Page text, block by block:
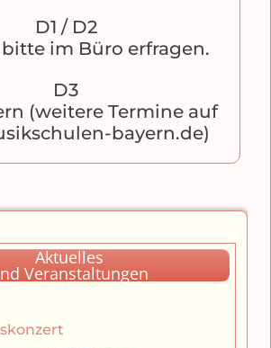
D1 / D2
im Büro erfragen.
D3
(weitere Termine auf
bayern.de)
Aktuelles
Veranstaltungen